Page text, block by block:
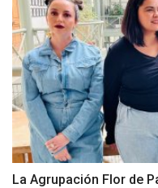
La Agrupación Flor de